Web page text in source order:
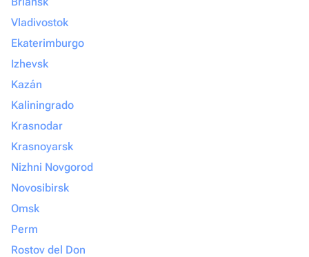
Vladivostok
Ekaterimburgo
Izhevsk
Kazán
Kaliningrado
Krasnodar
Krasnoyarsk
Nizhni Novgorod
Novosibirsk
Omsk
Perm
Rostov del Don